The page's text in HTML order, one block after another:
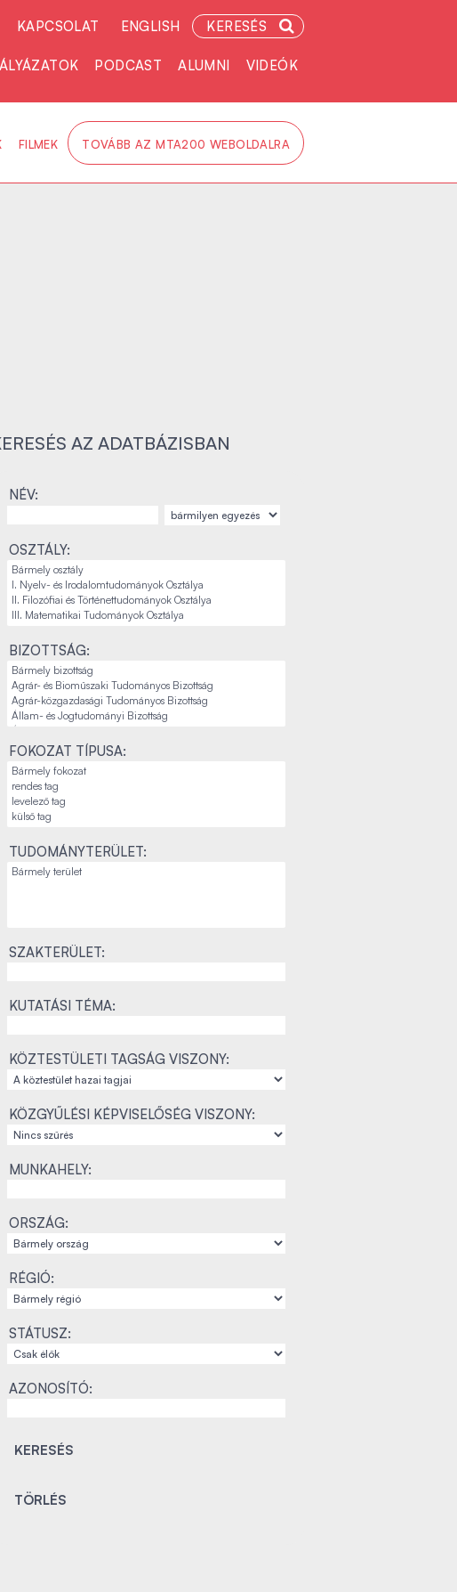
KAPCSOLAT ENGLISH KERESÉS
PODCAST ALUMNI VIDEÓK
FILMEK TOVÁBB AZ MTA200 WEBOLDALRA
AZ ADATBÁZISBAN
NÉV:
OSZTÁLY:
BIZOTTSÁG:
FOKOZAT TÍPUSA:
TUDOMÁNYTERÜLET:
SZAKTERÜLET:
KUTATÁSI TÉMA:
KÖZTESTÜLETI TAGSÁG VISZONY:
KÖZGYŰLÉSI KÉPVISELŐSÉG VISZONY:
MUNKAHELY:
ORSZÁG:
RÉGIÓ:
STÁTUSZ:
AZONOSÍTÓ: